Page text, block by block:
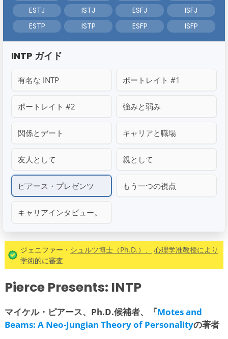
ESTJ
ISTJ ESFJ
ISFJ
ESTP
ISTP ESFP ISFP
INTP ガイド
有名な INTP ポートレイト #1
ポートレイト #2 強みと弱み
関係とデート キャリアと職場
友人として 親として
ピアース・プレゼンツ もう一つの視点
キャリアインタビュー。
ジェニファー・ シュルツ博士（Ph.D.）、
心理学准教授により
学術的に審査
Pierce Presents: INTP
マイケル・ピアース、Ph.D.候補者、『Motes and
Beams: A Neo-Jungian Theory of Personalityの著者